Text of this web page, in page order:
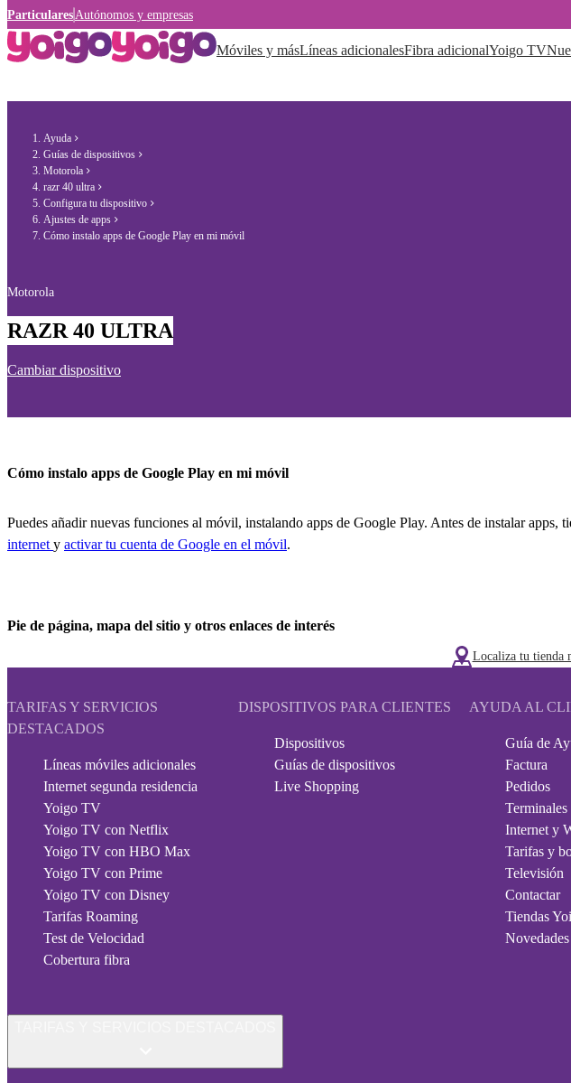
Particulares Autónomos y empresas
Móviles y másLíneas adicionalesFibra adicionalYoigo TV
Ayuda
Guías de dispositivos
Motorola
razr 40 ultra
Configura tu dispositivo
Ajustes de apps
Cómo instalo apps de Google Play en mi móvil
Motorola
RAZR 40 ULTRA
Cambiar dispositivo
Cómo instalo apps de Google Play en mi móvil
Puedes añadir nuevas funciones al móvil, instalando apps de Google Play. Antes de instalar apps,
internet y activar tu cuenta de Google en el móvil.
Pie de página, mapa del sitio y otros enlaces de interés
Localiza tu tienda
TARIFAS Y SERVICIOS
DESTACADOS
Líneas móviles adicionales
Internet segunda residencia
Yoigo TV
Yoigo TV con Netflix
Yoigo TV con HBO Max
Yoigo TV con Prime
Yoigo TV con Disney
Tarifas Roaming
Test de Velocidad
Cobertura fibra
DISPOSITIVOS PARA CLIENTES
Dispositivos
Guías de dispositivos
Live Shopping
AYUDA AL
Guía de
Factura
Pedidos
Terminales
Internet y
Tarifas y
Televisión
Contactar
Tiendas